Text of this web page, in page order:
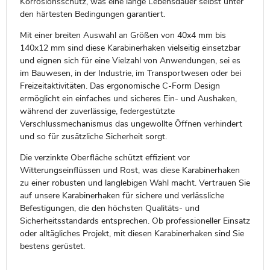
den härtesten Bedingungen garantiert.
Mit einer breiten Auswahl an Größen von 40x4 mm bis
140x12 mm sind diese Karabinerhaken vielseitig einsetzbar
und eignen sich für eine Vielzahl von Anwendungen, sei es
im Bauwesen, in der Industrie, im Transportwesen oder bei
Freizeitaktivitäten. Das ergonomische C-Form Design
ermöglicht ein einfaches und sicheres Ein- und Aushaken,
während der zuverlässige, federgestützte
Verschlussmechanismus das ungewollte Öffnen verhindert
und so für zusätzliche Sicherheit sorgt.
Die verzinkte Oberfläche schützt effizient vor
Witterungseinflüssen und Rost, was diese Karabinerhaken
zu einer robusten und langlebigen Wahl macht. Vertrauen Sie
auf unsere Karabinerhaken für sichere und verlässliche
Befestigungen, die den höchsten Qualitäts- und
Sicherheitsstandards entsprechen. Ob professioneller Einsatz
oder alltägliches Projekt, mit diesen Karabinerhaken sind Sie
bestens gerüstet.